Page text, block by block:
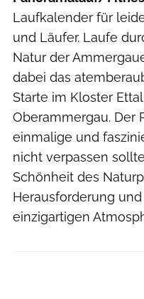
Laufkalender für
und Läufer. Laufe
Natur der
dabei das
Starte im Kloster
Oberammergau. Der
einmalige und
nicht verpassen
Schönheit des
Herausforderung
einzigartigen